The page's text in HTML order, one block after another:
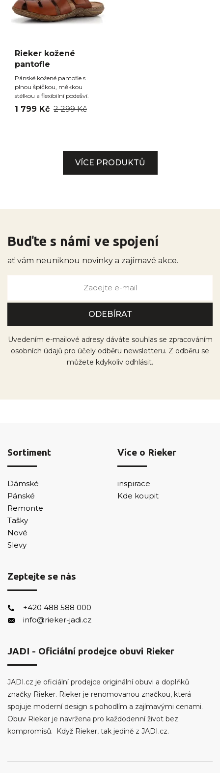
Rieker kožené
pantofle
Pánské kožené pantofle s
plnou špičkou, měkkou
stélkou a flexibilní podešví.
1 799 Kč 2 299 Kč
VÍCE PRODUKTŮ
Buďte s námi ve spojení
ať vám neuniknou novinky a zajímavé akce.
Uvedením e-mailové adresy dáváte souhlas se zpracováním
osobních údajů pro účely odběru newsletteru. Z odběru se
můžete kdykoliv odhlásit.
Sortiment
Dámské
Pánské
Remonte
Tašky
Nové
Slevy
Více o Rieker
inspirace
Kde koupit
Zeptejte se nás
+420 488 588 000
info@rieker-jadi.cz
JADI - Oficiální prodejce obuvi Rieker
JADI.cz je oficiální prodejce originální obuvi a doplňků
značky Rieker. Rieker je renomovanou značkou, která
spojuje moderní design s pohodlím a zajímavými cenami.
Obuv Rieker je navržena pro každodenní život bez
kompromisů. Když Rieker, tak jedině z JADI.cz.